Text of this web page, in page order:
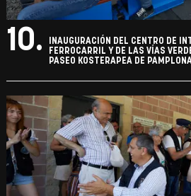
10.
INAUGURACIÓN DEL CENTRO DE
FERROCARRIL Y DE LAS VÍAS
PASEO KOSTERAPEA DE